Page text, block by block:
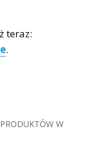
teraz:
.
W